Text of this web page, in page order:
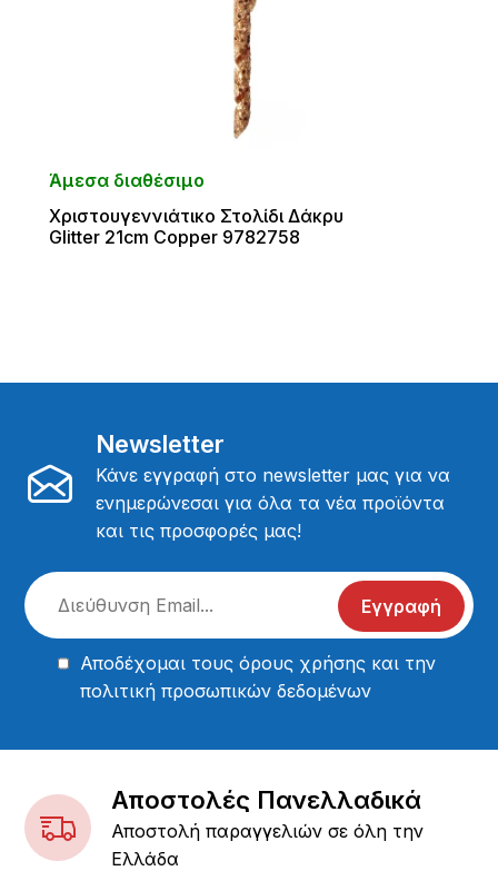
Άμεσα διαθέσιμο
Χριστουγεννιάτικο Στολίδι Δάκρυ
Glitter 21cm Copper 9782758
Newsletter
Κάνε εγγραφή στο newsletter μας για να
ενημερώνεσαι για όλα τα νέα προϊόντα
και τις προσφορές μας!
Εγγραφή
Αποδέχομαι τουςόρους χρήσης και την
πολιτική προσωπικών δεδομένων
Αποστολές Πανελλαδικά
Αποστολή παραγγελιών σε όλη την
Ελλάδα